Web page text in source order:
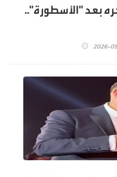
بعد "الأسطورة"..
2026-